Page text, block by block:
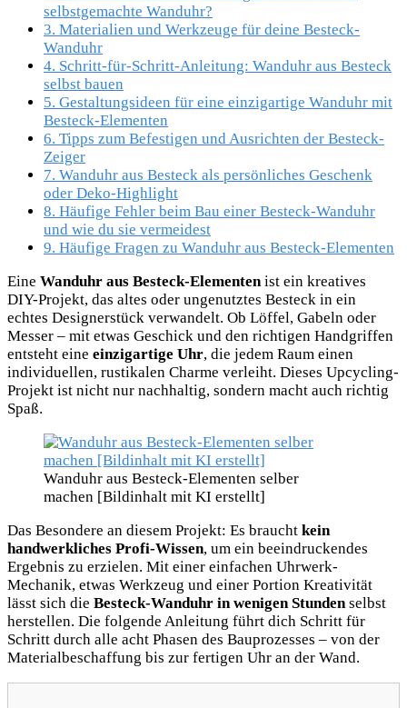
selbstgemachte Wanduhr?
3. Materialien und Werkzeuge für deine Besteck-
Wanduhr
4. Schritt-für-Schritt-Anleitung: Wanduhr aus Besteck
selbst bauen
5. Gestaltungsideen für eine einzigartige Wanduhr mit
Besteck-Elementen
6. Tipps zum Befestigen und Ausrichten der Besteck-
Zeiger
7. Wanduhr aus Besteck als persönliches Geschenk
oder Deko-Highlight
8. Häufige Fehler beim Bau einer Besteck-Wanduhr
und wie du sie vermeidest
9. Häufige Fragen zu Wanduhr aus Besteck-Elementen
Eine Wanduhr aus Besteck-Elementenist ein kreatives
DIY-Projekt, das altes oder ungenutztes Besteck in ein
echtes Designerstück verwandelt. Ob Löffel, Gabeln oder
Messer – mit etwas Geschick und den richtigen Handgriffen
entsteht eine einzigartige Uhr, die jedem Raum einen
individuellen, rustikalen Charme verleiht. Dieses Upcycling-
Projekt ist nicht nur nachhaltig, sondern macht auch richtig
Spaß.
Wanduhr aus Besteck-Elementen selber
machen [Bildinhalt mit KI erstellt]
Das Besondere an diesem Projekt: Es braucht kein
handwerkliches Profi-Wissen, um ein beeindruckendes
Ergebnis zu erzielen. Mit einer einfachen Uhrwerk-
Mechanik, etwas Werkzeug und einer Portion Kreativität
lässt sich die Besteck-Wanduhr in wenigen Stundenselbst
herstellen. Die folgende Anleitung führt dich Schritt für
Schritt durch alle acht Phasen des Bauprozesses – von der
Materialbeschaffung bis zur fertigen Uhr an der Wand.